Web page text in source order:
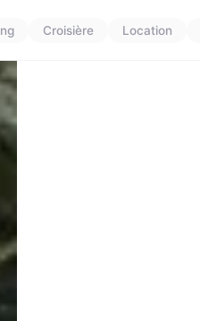
Croisière Location